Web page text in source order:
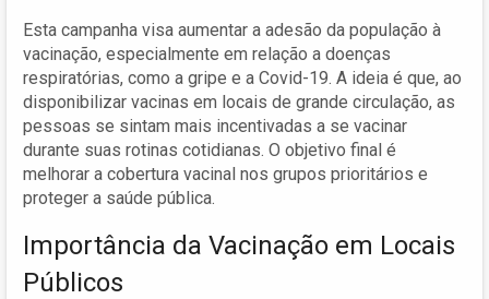
Esta campanha visa aumentar a adesão da população à
vacinação, especialmente em relação a doenças
respiratórias, como a gripe e a Covid-19. A ideia é que, ao
disponibilizar vacinas em locais de grande circulação, as
pessoas se sintam mais incentivadas a se vacinar
durante suas rotinas cotidianas. O objetivo final é
melhorar a cobertura vacinal nos grupos prioritários e
proteger a saúde pública.
Importância da Vacinação em Locais
Públicos